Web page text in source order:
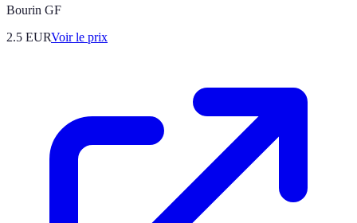
Bourin GF
2.5 EURVoir le prix